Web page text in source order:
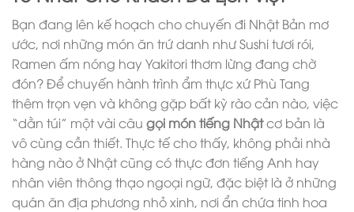
Bạn đang lên kế hoạch cho chuyến đi Nhật Bản mơ
ước, nơi những món ăn trứ danh như Sushi tươi rói,
Ramen ấm nóng hay Yakitori thơm lừng đang chờ
đón? Để chuyến hành trình ẩm thực xứ Phù Tang
thêm trọn vẹn và không gặp bất kỳ rào cản nào, việc
“dằn túi” một vài câu gọi món tiếng Nhậtcơ bản là
vô cùng cần thiết. Thực tế cho thấy, không phải nhà
hàng nào ở Nhật cũng có thực đơn tiếng Anh hay
nhân viên thông thạo ngoại ngữ, đặc biệt là ở những
quán ăn địa phương nhỏ xinh, nơi ẩn chứa tinh hoa